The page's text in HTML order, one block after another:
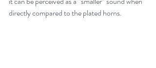
directly compared to the plated horns.